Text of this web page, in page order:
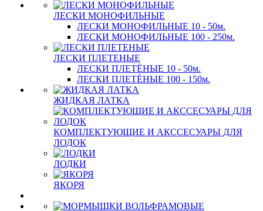
ЛЕСКИ МОНОФИЛЬНЫЕ
ЛЕСКИ МОНОФИЛЬНЫЕ 10 - 50м.
ЛЕСКИ МОНОФИЛЬНЫЕ 100 - 250м.
ЛЕСКИ ПЛЕТЕНЫЕ
ЛЕСКИ ПЛЕТЁНЫЕ 10 - 50м.
ЛЕСКИ ПЛЕТЁНЫЕ 100 - 150м.
ЖИДКАЯ ЛАТКА
КОМПЛЕКТУЮЩИЕ И АКССЕСУАРЫ ДЛЯ
ЛОДОК
ЛОДКИ
ЯКОРЯ